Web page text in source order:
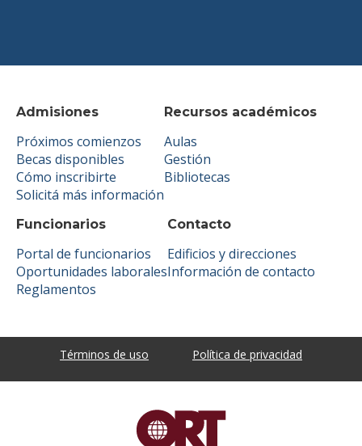
Admisiones
Próximos comienzos
Becas disponibles
Cómo inscribirte
Solicitá más información
Recursos académicos
Aulas
Gestión
Bibliotecas
Funcionarios
Portal de funcionarios
Oportunidades laborales
Reglamentos
Contacto
Edificios y direcciones
Información de contacto
Términos de uso Política de privacidad